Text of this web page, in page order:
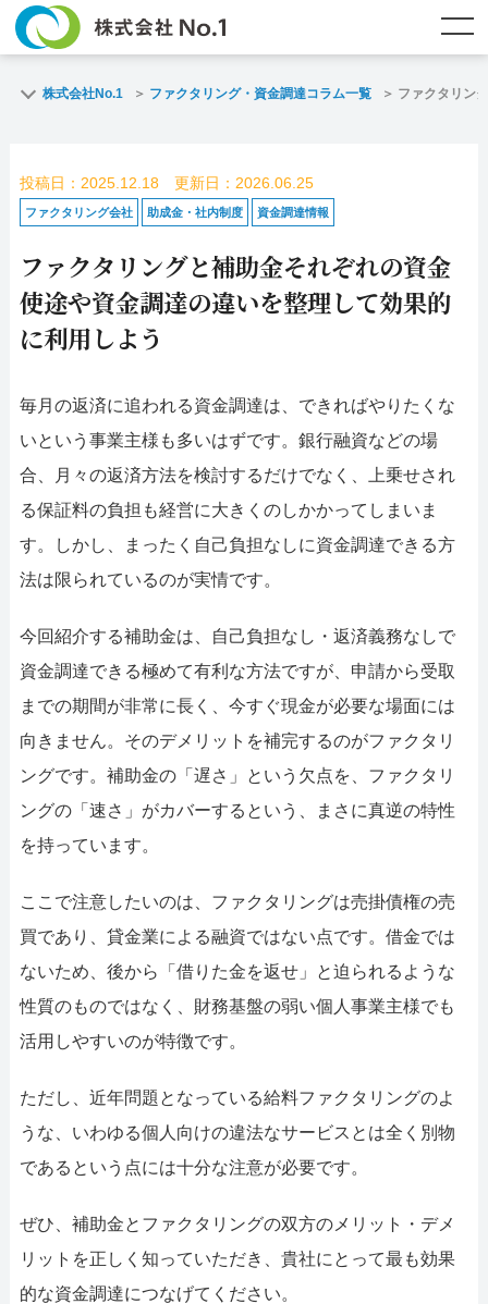
ファクタリングとは？
よくある質問 ファクタリング・資金調達コラム
企業情報 お問い合わせ
名古屋支店HP 福岡支店HP
お問合せ
査定依頼
お問い合わせ
052-414-4107 092-419-2433
おすすめ記事
ファクタリングで通りやすい会社はどういう会社？
株式会社No.1 ファクタリング・資金調達コラム一覧 ファクタリン
投稿日：2025.12.18 更新日：2026.06.25
ファクタリング会社 助成金・社内制度 資金調達情報
ファクタリングと補助金それぞれの資金
使途や資金調達の違いを整理して効果的
に利用しよう
毎月の返済に追われる資金調達は、できればやりたくな
いという事業主様も多いはずです。銀行融資などの場
合、月々の返済方法を検討するだけでなく、上乗せされ
る保証料の負担も経営に大きくのしかかってしまいま
す。しかし、まったく自己負担なしに資金調達できる方
法は限られているのが実情です。
今回紹介する補助金は、自己負担なし・返済義務なしで
資金調達できる極めて有利な方法ですが、申請から受取
までの期間が非常に長く、今すぐ現金が必要な場面には
向きません。そのデメリットを補完するのがファクタリ
ングです。補助金の「遅さ」という欠点を、ファクタリ
ングの「速さ」がカバーするという、まさに真逆の特性
を持っています。
ここで注意したいのは、ファクタリングは売掛債権の売
買であり、貸金業による融資ではない点です。借金では
ないため、後から「借りた金を返せ」と迫られるような
性質のものではなく、財務基盤の弱い個人事業主様でも
活用しやすいのが特徴です。
ただし、近年問題となっている給料ファクタリングのよ
うな、いわゆる個人向けの違法なサービスとは全く別物
であるという点には十分な注意が必要です。
ぜひ、補助金とファクタリングの双方のメリット・デメ
リットを正しく知っていただき、貴社にとって最も効果
的な資金調達につなげてください。